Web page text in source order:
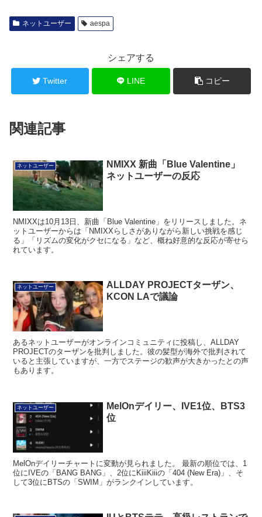
ネットユーザー aespa
シェアする
Twitter LINE コピー
関連記事
ネットユーザー
NMIXX 新曲「Blue Valentine」
ネットユーザーの反応
NMIXXは10月13日、新曲「Blue Valentine」をリリースしました。ネ
ットユーザーからは「NMIXXらしさがありながら新しい挑戦を感じ
る」「リズムの変化がクセになる」など、概ね好意的な反応が寄せら
れています。
ネットユーザー
ALLDAY PROJECTターザン、
KCON LAで議論
あるネットユーザーがオンラインコミュニティに投稿し、ALLDAY
PROJECTのターザンを批判しました。彼の髪型が海外で批判されて
いると主張していますが、一方でステージの歓声が大きかったとの声
もあります。
ネットユーザー
MelOnデイリー、IVE1位、BTS3
位
MelOnデイリーチャートに変動が見られました。 最新の順位では、1
位にIVEの「BANG BANG」、2位にKiiiKiiiの「404 (New Era)」、そ
して3位にBTSの「SWIM」がランクインしています。